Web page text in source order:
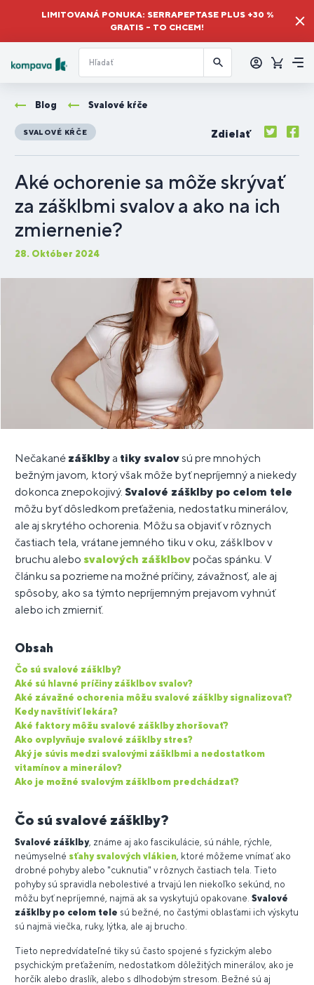
LIMITOVANÁ PONUKA: SERRAPEPTASE PLUS +30 %
GRATIS – TO CHCEM!
sa
Košík
Blog Svalové kŕče
SVALOVÉ KŔČE Zdielať
Aké ochorenie sa môže skrývať
za zášklbmi svalov a ako na ich
zmiernenie?
28. Október 2024
Nečakané zášklby a tiky svalovsú pre mnohých
bežným javom, ktorý však môže byť nepríjemný a niekedy
dokonca znepokojivý. Svalové zášklby po celom tele
môžu byť dôsledkom preťaženia, nedostatku minerálov,
ale aj skrytého ochorenia. Môžu sa objaviť v rôznych
častiach tela, vrátane jemného tiku v oku, zášklbov v
bruchu alebo svalových zášklbovpočas spánku. V
článku sa pozrieme na možné príčiny, závažnosť, ale aj
spôsoby, ako sa týmto nepríjemným prejavom vyhnúť
alebo ich zmierniť.
Obsah
Čo sú svalové zášklby?
Aké sú hlavné príčiny zášklbov svalov?
Aké závažné ochorenia môžu svalové zášklby signalizovať?
Kedy navštíviť lekára?
Aké faktory môžu svalové zášklby zhoršovať?
Ako ovplyvňuje svalové zášklby stres?
Aký je súvis medzi svalovými zášklbmi a nedostatkom
vitamínov a minerálov?
Ako je možné svalovým zášklbom predchádzať?
Čo sú svalové zášklby?
Svalové zášklby, známe aj ako fascikulácie, sú náhle, rýchle,
neúmyselné sťahy svalových vlákien , ktoré môžeme vnímať ako
drobné pohyby alebo "cuknutia" v rôznych častiach tela. Tieto
pohyby sú spravidla nebolestivé a trvajú len niekoľko sekúnd, no
môžu byť nepríjemné, najmä ak sa vyskytujú opakovane. Svalové
zášklby po celom tele sú bežné, no častými oblasťami ich výskytu
sú najmä viečka, ruky, lýtka, ale aj brucho.
Tieto nepredvídateľné tiky sú často spojené s fyzickým alebo
psychickým preťažením, nedostatkom dôležitých minerálov, ako je
horčík alebo draslík, alebo s dlhodobým stresom. Bežné sú aj